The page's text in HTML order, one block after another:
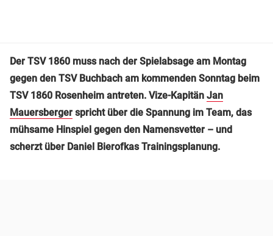
Der TSV 1860 muss nach der Spielabsage am Montag
gegen den TSV Buchbach am kommenden Sonntag beim
TSV 1860 Rosenheim antreten. Vize-Kapitän Jan
Mauersberger spricht über die Spannung im Team, das
mühsame Hinspiel gegen den Namensvetter – und
scherzt über Daniel Bierofkas Trainingsplanung.